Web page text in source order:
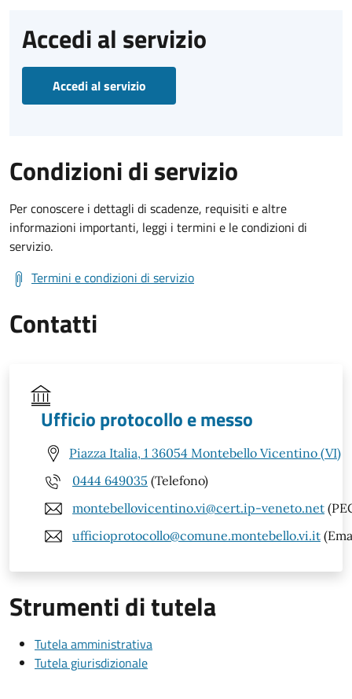
Accedi al servizio
Accedi al servizio
Condizioni di servizio
Per conoscere i dettagli di scadenze, requisiti e altre
informazioni importanti, leggi i termini e le condizioni di
servizio.
Termini e condizioni di servizio
Contatti
Ufficio protocollo e messo
Piazza Italia, 1 36054 Montebello Vicentino (VI)
0444 649035 (Telefono)
montebellovicentino.vi@cert.ip-veneto.net
ufficioprotocollo@comune.montebello.vi.it
Strumenti di tutela
Tutela amministrativa
Tutela giurisdizionale